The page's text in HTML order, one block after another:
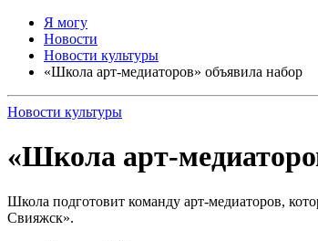
Я могу
Новости
Новости культуры
«Школа арт-медиаторов» объявила набор
Новости культуры
«Школа арт-
Школа подготовит команду арт-медиаторов,
Свияжск».